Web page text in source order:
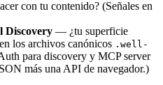
con tu contenido? (Señales en
Discovery — ¿tu superficie
los archivos canónicos .well-
para discovery y MCP server
más una API de navegador.)